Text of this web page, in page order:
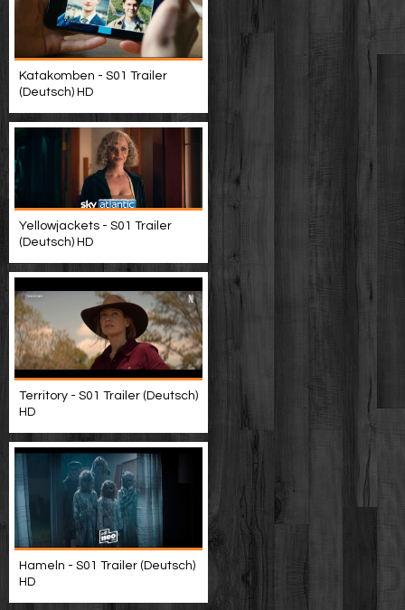
Katakomben - S01 Trailer
(Deutsch) HD
Yellowjackets - S01 Trailer
(Deutsch) HD
Territory - S01 Trailer (Deutsch)
HD
Hameln - S01 Trailer (Deutsch)
HD